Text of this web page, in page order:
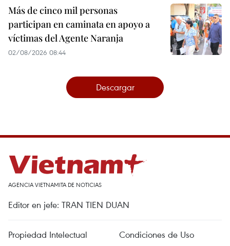
Más de cinco mil personas
participan en caminata en apoyo a
víctimas del Agente Naranja
02/08/2026 08:44
Descargar
AGENCIA VIETNAMITA DE NOTICIAS
Editor en jefe: TRAN TIEN DUAN
Propiedad Intelectual Condiciones de Uso